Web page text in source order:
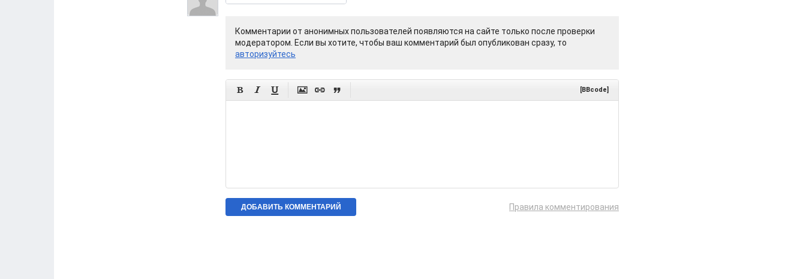
Комментарии от анонимных пользователей появляются на сайте только после проверки
модератором. Если вы хотите, чтобы ваш комментарий был опубликован сразу, то
авторизуйтесь
      [BBcode]
Правила комментирования